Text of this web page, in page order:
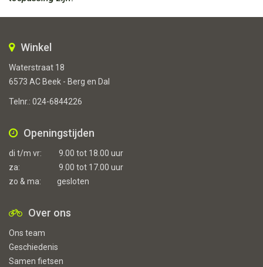
Winkel
Waterstraat 18
6573 AC Beek - Berg en Dal
Telnr.: 024-6844226
Openingstijden
di t/m vr:
9.00 tot 18.00 uur
za:
9.00 tot 17.00 uur
zo & ma:
gesloten
Over ons
Ons team
Geschiedenis
Samen fietsen